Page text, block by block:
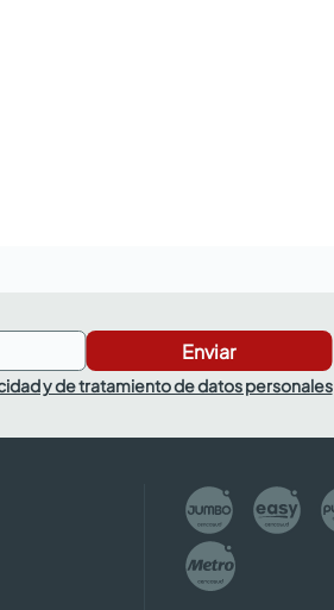
Enviar
y de tratamiento de datos personales